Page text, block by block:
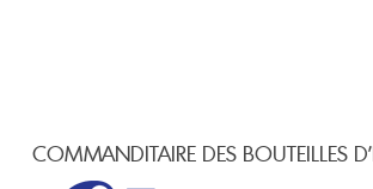
COMMANDITAIRE DES BOUTEILLES